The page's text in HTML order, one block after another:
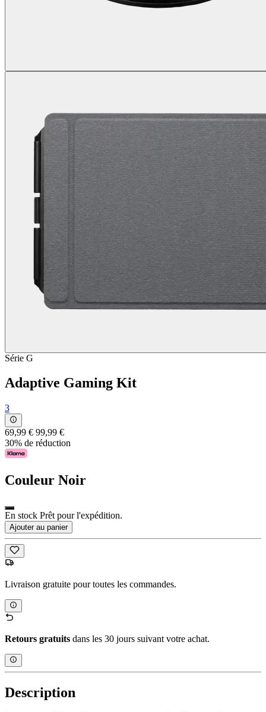
Série G
Adaptive Gaming Kit
3
69,99 € 99,99 €
30% de réduction
Couleur Noir
En stock Prêt pour l'expédition.
Ajouter au panier
Livraison gratuite pour toutes les commandes.
Retours gratuits dans les 30 jours suivant votre achat.
Description